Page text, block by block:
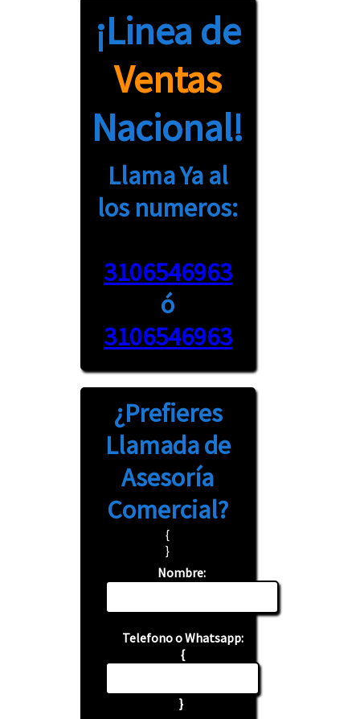
¡Linea de
Ventas
Nacional!
Llama Ya al
los numeros:
3106546963
ó
3106546963
¿Prefieres
Llamadade
Asesoría
Comercial?
{
}
Nombre:
Telefono o Whatsapp:
{
}